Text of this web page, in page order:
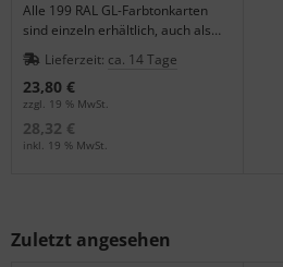
Alle 199 RAL GL-Farbtonkarten
sind einzeln erhältlich, auch als
Ersatzkarte für die Registerbox.
Lieferzeit: ca. 14 Tage
23,80 €
zzgl. 19 % MwSt.
28,32 €
inkl. 19 % MwSt.
Zuletzt angesehen